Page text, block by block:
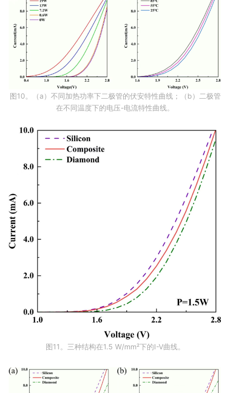
图10。（a）不同加热功率下二极管的伏安特性曲线；（b）二极管
在不同温度下的电压-电流特性曲线。
图11。三种结构在1.5 W/mm²下的I-V曲线。